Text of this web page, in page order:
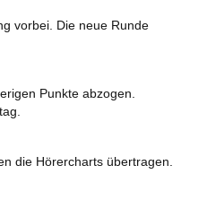
vorbei. Die neue Runde
Punkte abzogen.
die Hörercharts übertragen.